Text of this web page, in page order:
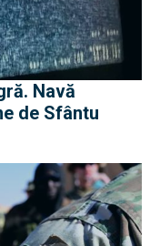
Navă
de Sfântu